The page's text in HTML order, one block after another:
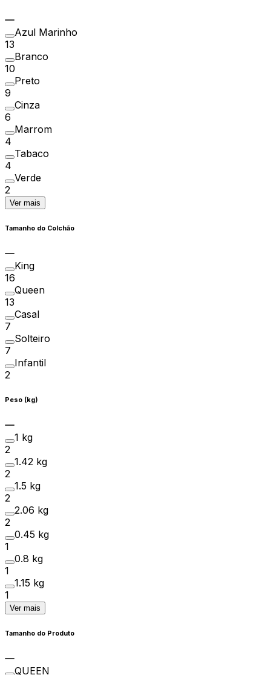
Azul Marinho
13
Branco
10
Preto
9
Cinza
6
Marrom
4
Tabaco
4
Verde
2
Ver mais
Tamanho do Colchão
King
16
Queen
13
Casal
7
Solteiro
7
Infantil
2
Peso (kg)
1 kg
2
1.42 kg
2
1.5 kg
2
2.06 kg
2
0.45 kg
1
0.8 kg
1
1.15 kg
1
Ver mais
Tamanho do Produto
QUEEN